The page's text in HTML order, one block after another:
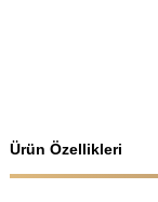
Ürün Özellikleri